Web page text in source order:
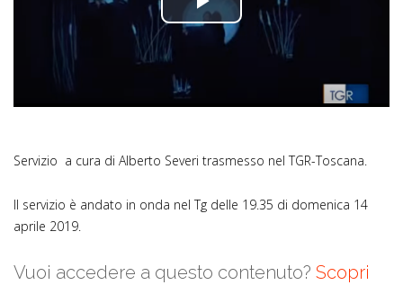
Play
Servizio a cura di Alberto Severi trasmesso nel TGR-Toscana.
Il servizio è andato in onda nel Tg delle 19.35 di domenica 14
aprile 2019.
Vuoi accedere a questo contenuto? Scopri